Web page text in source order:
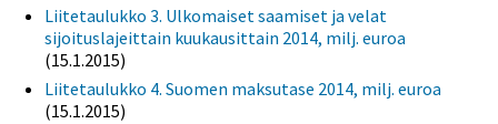
Liitetaulukko 3. Ulkomaiset saamiset ja velat
sijoituslajeittain kuukausittain 2014, milj. euroa
(15.1.2015)
Liitetaulukko 4. Suomen maksutase 2014, milj. euroa
(15.1.2015)